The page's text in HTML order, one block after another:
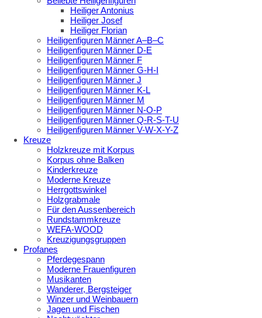
Heiliger Antonius
Heiliger Josef
Heiliger Florian
Heiligenfiguren Männer A–B–C
Heiligenfiguren Männer D-E
Heiligenfiguren Männer F
Heiligenfiguren Männer G-H-I
Heiligenfiguren Männer J
Heiligenfiguren Männer K-L
Heiligenfiguren Männer M
Heiligenfiguren Männer N-O-P
Heiligenfiguren Männer Q-R-S-T-U
Heiligenfiguren Männer V-W-X-Y-Z
Kreuze
Holzkreuze mit Korpus
Korpus ohne Balken
Kinderkreuze
Moderne Kreuze
Herrgottswinkel
Holzgrabmale
Für den Aussenbereich
Rundstammkreuze
WEFA-WOOD
Kreuzigungsgruppen
Profanes
Pferdegespann
Moderne Frauenfiguren
Musikanten
Wanderer, Bergsteiger
Winzer und Weinbauern
Jagen und Fischen